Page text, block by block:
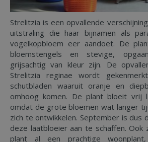
Strelitzia is een opvallende
uitstraling die haar bijnamen als
vogelkopbloem eer aandoet. De
bloemstengels en stevige,
grijsachtig van kleur zijn. De
Strelitzia reginae wordt
schutbladen waaruit oranje en
omhoog komen. De plant bloeit vrij
omdat de grote bloemen wat langer
zich te ontwikkelen. September is dus
deze laatbloeier aan te schaffen. Ook
plant al een prachtige